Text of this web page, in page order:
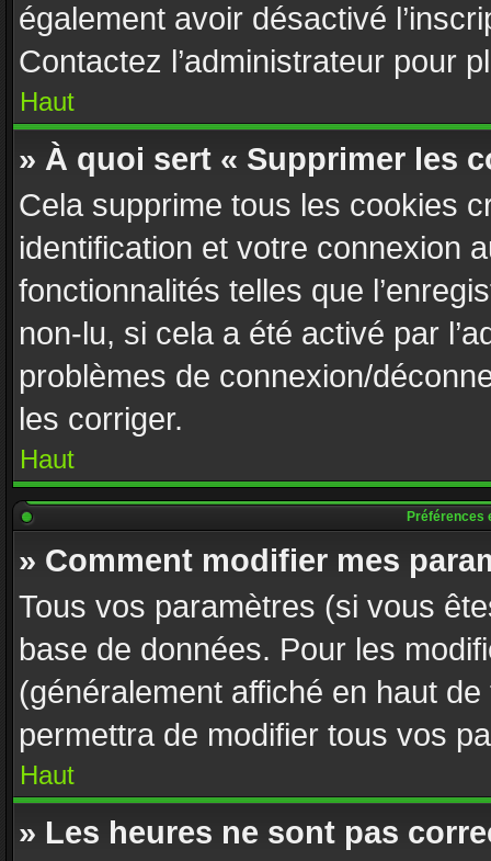
également avoir désactivé
Contactez l’administrateur pour
Haut
» À quoi sert « Supprimer les
Cela supprime tous les cookies
identification et votre connexion
fonctionnalités telles que
non-lu, si cela a été activé par
problèmes de connexion/
les corriger.
Haut
Préférences
» Comment modifier mes
Tous vos paramètres (si vous
base de données. Pour les
(généralement affiché en haut
permettra de modifier tous vos
Haut
» Les heures ne sont pas